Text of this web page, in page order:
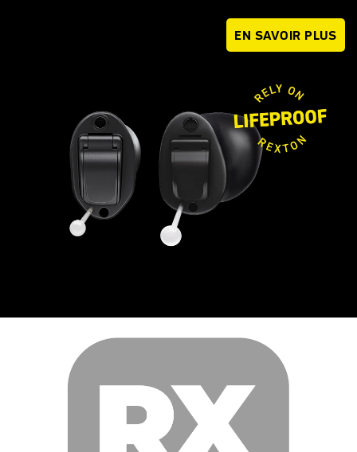
EN SAVOIR PLUS